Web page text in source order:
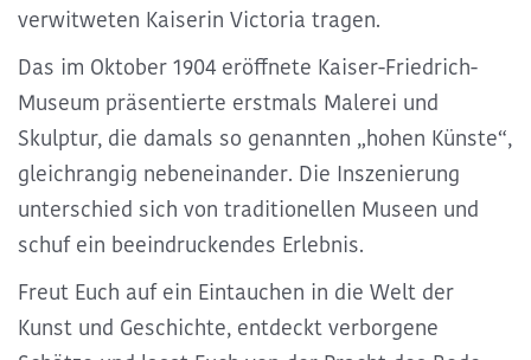
verwitweten Kaiserin Victoria tragen.
Das im Oktober 1904 eröffnete Kaiser-Friedrich-
Museum präsentierte erstmals Malerei und
Skulptur, die damals so genannten „hohen Künste“,
gleichrangig nebeneinander. Die Inszenierung
unterschied sich von traditionellen Museen und
schuf ein beeindruckendes Erlebnis.
Freut Euch auf ein Eintauchen in die Welt der
Kunst und Geschichte, entdeckt verborgene